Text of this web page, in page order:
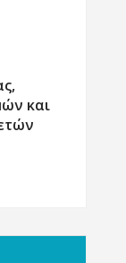
και